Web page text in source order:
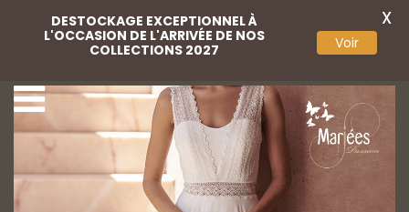
DESTOCKAGE EXCEPTIONNEL À
L'OCCASION DE L'ARRIVÉE DE NOS
COLLECTIONS 2027
Voir
X